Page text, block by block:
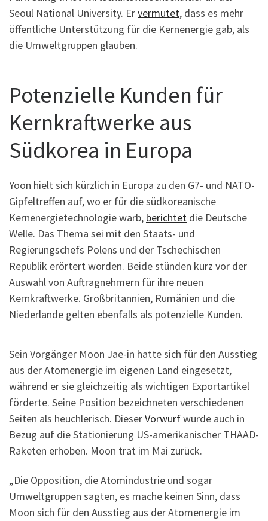
Seoul National University. Ervermutet, dass es mehr
öffentliche Unterstützung für die Kernenergie gab, als
die Umweltgruppen glauben.
Potenzielle Kunden für
Kernkraftwerke aus
Südkorea in Europa
Yoon hielt sich kürzlich in Europa zu den G7- und NATO-
Gipfeltreffen auf, wo er für die südkoreanische
Kernenergietechnologie warb, berichtet die Deutsche
Welle. Das Thema sei mit den Staats- und
Regierungschefs Polens und der Tschechischen
Republik erörtert worden. Beide stünden kurz vor der
Auswahl von Auftragnehmern für ihre neuen
Kernkraftwerke. Großbritannien, Rumänien und die
Niederlande gelten ebenfalls als potenzielle Kunden.
Sein Vorgänger Moon Jae-in hatte sich für den Ausstieg
aus der Atomenergie im eigenen Land eingesetzt,
während er sie gleichzeitig als wichtigen Exportartikel
förderte. Seine Position bezeichneten verschiedenen
Seiten als heuchlerisch. DieserVorwurfwurde auch in
Bezug auf die Stationierung US-amerikanischer THAAD-
Raketen erhoben. Moon trat im Mai zurück.
„Die Opposition, die Atomindustrie und sogar
Umweltgruppen sagten, es mache keinen Sinn, dass
Moon sich für den Ausstieg aus der Atomenergie im